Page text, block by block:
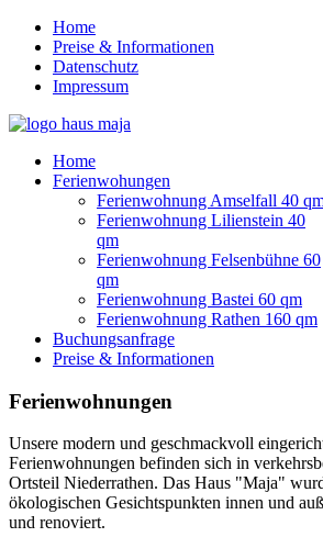
Home
Preise & Informationen
Datenschutz
Impressum
Home
Ferienwohungen
Ferienwohnung Amselfall 40
Ferienwohnung Lilienstein 40
qm
Ferienwohnung Felsenbühne 60
qm
Ferienwohnung Bastei 60 qm
Ferienwohnung Rathen 160 qm
Buchungsanfrage
Preise & Informationen
Ferienwohnungen
Unsere modern und geschmackvoll
Ferienwohnungen befinden sich in
Ortsteil Niederrathen. Das Haus "Maja"
ökologischen Gesichtspunkten innen und
und renoviert.